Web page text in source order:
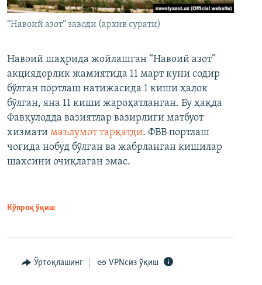
“Навоий азот” заводи (архив сурати)
Навоий шаҳрида жойлашган “Навоий азот”
акциядорлик жамиятида 11 март куни содир
бўлган портлаш натижасида 1 киши ҳалок
бўлган, яна 11 киши жароҳатланган. Бу ҳақда
Фавқулодда вазиятлар вазирлиги матбуот
хизмати маълумот тарқатди. ФВВ портлаш
чоғида нобуд бўлган ва жабрланган кишилар
шахсини очиқлаган эмас.
Кўпроқ ўқиш
Ўртоқлашинг VPNсиз ўқиш